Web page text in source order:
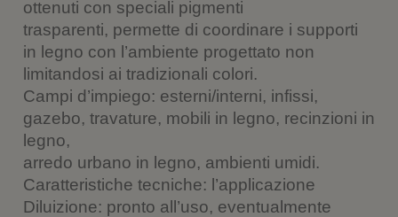
t
r
a
)
a
)
a v
a
f
n
s
r
a
)
s
t
r
)
ottenuti con speciali pigmenti
trasparenti, permette di coordinare i supporti
in legno con l’ambiente progettato non
limitandosi ai tradizionali colori.
Campi d’impiego: esterni/interni, infissi,
gazebo, travature, mobili in legno, recinzioni in
legno,
arredo urbano in legno, ambienti umidi.
Caratteristiche tecniche: l’applicazione
Diluizione: pronto all’uso, eventualmente